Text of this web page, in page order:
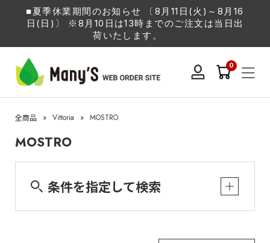
■夏季休業期間のお知らせ 〔8月11日(火)～8月16
日(日)〕 ※8月10日は13時までのご注文は当日出
荷いたします。
0
全商品 » Vittoria » MOSTRO
MOSTRO
条件を指定して検索